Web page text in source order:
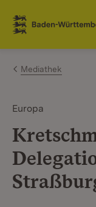
Zum Inhalt
Link zur
Mediathek
Europa